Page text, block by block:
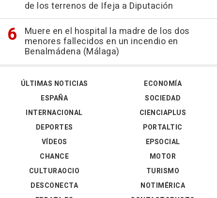
de los terrenos de Ifeja a Diputación
Muere en el hospital la madre de los dos
menores fallecidos en un incendio en
Benalmádena (Málaga)
ÚLTIMAS NOTICIAS
ESPAÑA
INTERNACIONAL
DEPORTES
VÍDEOS
ECONOMÍA
SOCIEDAD
CIENCIAPLUS
PORTALTIC
EPSOCIAL
CHANCE
CULTURAOCIO
DESCONECTA
MOTOR
TURISMO
NOTIMÉRICA